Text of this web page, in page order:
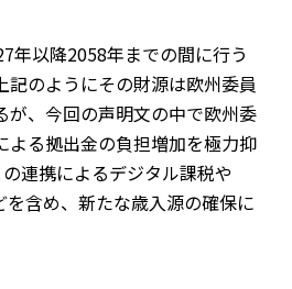
年以降2058年までの間に行う
記のようにその財源は欧州委員
が、今回の声明文の中で欧州委
よる拠出金の負担増加を極力抑
連携によるデジタル課税や
を含め、新たな歳入源の確保に